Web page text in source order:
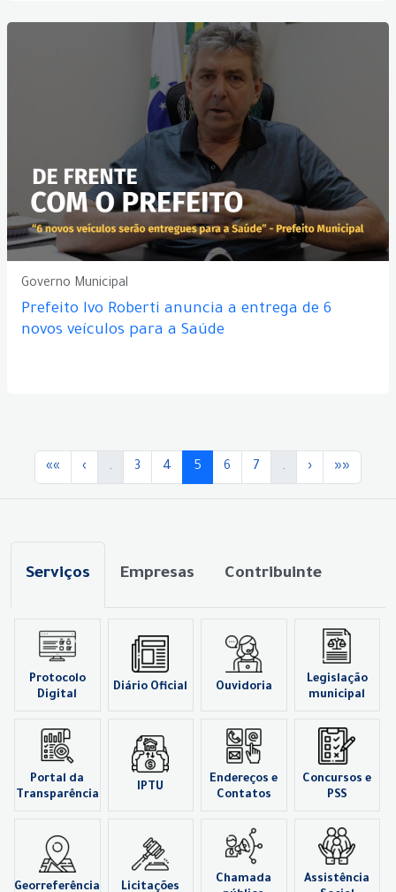
Governo Municipal
Prefeito Ivo Roberti anuncia a entrega de 6
novos veículos para a Saúde
«« ‹ . 3 4 5 6 7 . › »»
Serviços Empresas Contribuinte
Protocolo
Digital
Diário Oficial Ouvidoria
Legislação
municipal
Portal da
Transparência
IPTU
Endereços e
Contatos
Concursos e
PSS
Georreferência Licitações
Chamada
Assistência